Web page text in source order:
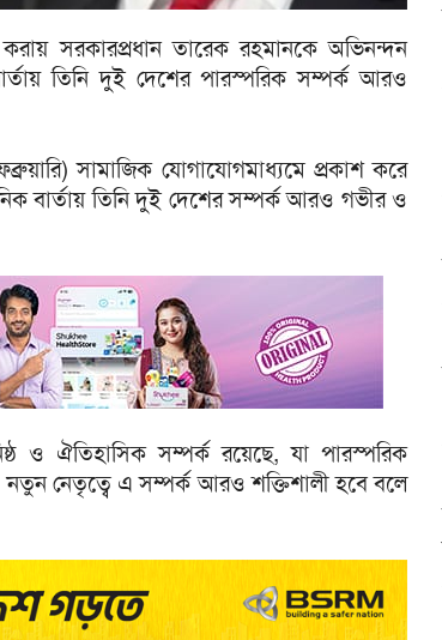
করায় সরকারপ্রধান তারেক রহমানকে অভিনন্দন
বার্তায় তিনি দুই দেশের পারস্পরিক সম্পর্ক আরও
সামাজিক যোগাযোগমাধ্যমে প্রকাশ করে
বার্তায় তিনি দুই দেশের সম্পর্ক আরও গভীর ও
ও ঐতিহাসিক সম্পর্ক রয়েছে, যা পারস্পরিক
নতুন নেতৃত্বে এ সম্পর্ক আরও শক্তিশালী হবে বলে